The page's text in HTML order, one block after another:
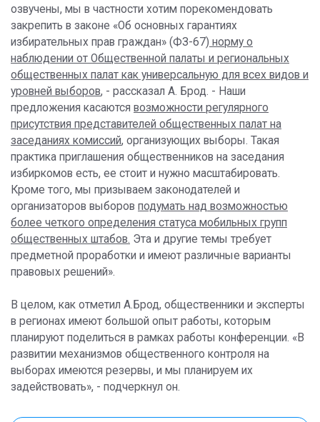
озвучены, мы в частности хотим порекомендовать
закрепить в законе «Об основных гарантиях
избирательных прав граждан» (ФЗ-67) норму о
наблюдении от Общественной палаты и региональных
общественных палат как универсальную для всех видов и
уровней выборов, - рассказал А. Брод. - Наши
предложения касаются возможности регулярного
присутствия представителей общественных палат на
заседаниях комиссий, организующих выборы. Такая
практика приглашения общественников на заседания
избиркомов есть, ее стоит и нужно масштабировать.
Кроме того, мы призываем законодателей и
организаторов выборов подумать над возможностью
более четкого определения статуса мобильных групп
общественных штабов. Эта и другие темы требует
предметной проработки и имеют различные варианты
правовых решений».
В целом, как отметил А.Брод, общественники и эксперты
в регионах имеют большой опыт работы, которым
планируют поделиться в рамках работы конференции. «В
развитии механизмов общественного контроля на
выборах имеются резервы, и мы планируем их
задействовать», - подчеркнул он.